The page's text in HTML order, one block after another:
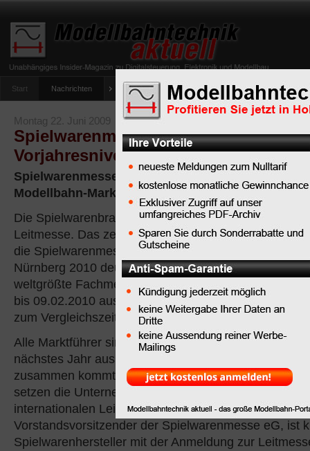
Start Nachrichten Tipps Newsletter Archiv Magazin
umfrage-viessmann-multiprotokoll-lichtdecoder
Montag 22. Juni 2009
Spielwarenmesse 2010 mit
Vorjahresniveau: Märklin ist dabei
Spielwarenmesse 2010 bereits jetzt wieder
Modellbahn-Marktführer Märklin hat Teilnahme
Die Spielwarenbranche setzt auf ihre
Leitmesse. Das zeigt der Anmeldestand für
die Spielwarenmesse International Toy Fair
Nürnberg 2010 deutlich: Schon jetzt ist die
weltgrößte Fachmesse für Spielwaren, Freizeit und
bis 09.02.2010 ausgebucht. Es haben sich mehr
zum Vergleichszeitpunkt des Vorjahres angemeldet.
Alle Marktführer sind wieder dabei, wenn die
nächstes Jahr aus der ganzen Welt im
zusammen kommt. Mit der Messebeteiligung im
setzen die Unternehmen erneut auf die
internationalen Leitmesse der Branche. Für Ernst
Vorstandsvorsitzender der Spielwarenmesse eG, ist
Spielwarenhersteller mit der Anmeldung zur